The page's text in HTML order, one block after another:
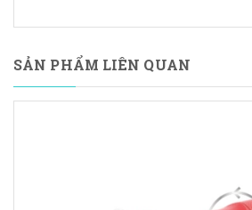
SẢN PHẨM LIÊN QUAN